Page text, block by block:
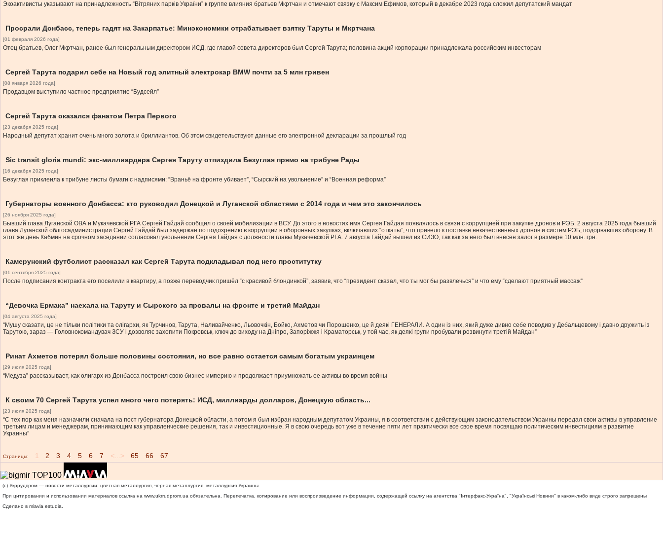
Экоактивисты указывают на принадлежность “Вітряних парків України” к группе влияния братьев Мкртчан и отмечают связку с Максим Ефимов, который в декабре 2023 года сложил депутатский мандат
Просрали Донбасс, теперь гадят на Закарпатье: Минэкономики отрабатывает взятку Таруты и Мкртчана
[01 февраля 2026 года]
Отец братьев, Олег Мкртчан, ранее был генеральным директором ИСД, где главой совета директоров был Сергей Тарута; половина акций корпорации принадлежала российским инвесторам
Сергей Тарута подарил себе на Новый год элитный электрокар BMW почти за 5 млн гривен
[08 января 2026 года]
Продавцом выступило частное предприятие “Будсейл”
Сергей Тарута оказался фанатом Петра Первого
[23 декабря 2025 года]
Народный депутат хранит очень много золота и бриллиантов. Об этом свидетельствуют данные его электронной декларации за прошлый год
Sic transit gloria mundi: экс-миллиардера Сергея Таруту отпиздила Безуглая прямо на трибуне Рады
[16 декабря 2025 года]
Безуглая приклеила к трибуне листы бумаги с надписями: “Враньё на фронте убивает”, “Сырский на увольнение” и “Военная реформа”
Губернаторы военного Донбасса: кто руководил Донецкой и Луганской областями с 2014 года и чем это закончилось
[26 ноября 2025 года]
Бывший глава Луганской ОВА и Мукачевской РГА Сергей Гайдай сообщил о своей мобилизации в ВСУ. До этого в новостях имя Сергея Гайдая появлялось в связи с коррупцией при закупке дронов и РЭБ. 2 августа 2025 года бывший
глава Луганской облгосадминистрации Сергей Гайдай был задержан по подозрению в коррупции в оборонных закупках, включавших “откаты”, что привело к поставке некачественных дронов и систем РЭБ, подорвавших оборону. В
этот же день Кабмин на срочном заседании согласовал увольнение Сергея Гайдая с должности главы Мукачевской РГА. 7 августа Гайдай вышел из СИЗО, так как за него был внесен залог в размере 10 млн. грн.
Камерунский футболист рассказал как Сергей Тарута подкладывал под него проститутку
[01 сентября 2025 года]
После подписания контракта его поселили в квартиру, а позже переводчик пришёл “с красивой блондинкой”, заявив, что “президент сказал, что ты мог бы развлечься” и что ему “сделают приятный массаж”
“Девочка Ермака” наехала на Таруту и Сырского за провалы на фронте и третий Майдан
[04 августа 2025 года]
“Мушу сказати, це не тільки політики та олігархи, як Турчинов, Тарута, Наливайченко, Льовочкін, Бойко, Ахметов чи Порошенко, це й деякі ГЕНЕРАЛИ. А один із них, який дуже дивно себе поводив у Дебальцевому і давно дружить із
Тарутою, зараз — Головнокомандувач ЗСУ і дозволяє захопити Покровськ, ключ до виходу на Дніпро, Запоріжжя і Краматорськ, у той час, як деякі групи пробували розвинути третій Майдан”
Ринат Ахметов потерял больше половины состояния, но все равно остается самым богатым украинцем
[29 июля 2025 года]
“Медуза” рассказывает, как олигарх из Донбасса построил свою бизнес-империю и продолжает приумножать ее активы во время войны
К своим 70 Сергей Тарута успел много чего потерять: ИСД, миллиарды долларов, Донецкую область...
[23 июля 2025 года]
“С тех пор как меня назначили сначала на пост губернатора Донецкой области, а потом я был избран народным депутатом Украины, я в соответствии с действующим законодательством Украины передал свои активы в управление
третьим лицам и менеджерам, принимающим как управленческие решения, так и инвестиционные. Я в свою очередь вот уже в течение пяти лет практически все свое время посвящаю политическим инвестициям в развитие
Украины”
Страницы: 1 2 3 4 5 6 7 <...> 65 66 67
(c) Укррудпром — новости металлургии: цветная металлургия, черная металлургия, металлургия Украины
При цитировании и использовании материалов ссылка на www.ukrrudprom.ua обязательна. Перепечатка, копирование или воспроизведение информации, содержащей ссылку на агентства "Iнтерфакс-Україна", "Українськi Новини" в каком-либо виде строго запрещены
Сделано в miavia estudia.